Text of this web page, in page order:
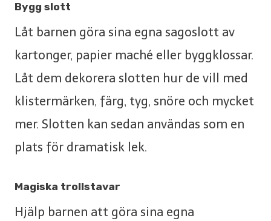
Bygg slott
Låt barnen göra sina egna sagoslott av
kartonger, papier maché eller byggklossar.
Låt dem dekorera slotten hur de vill med
klistermärken, färg, tyg, snöre och mycket
mer. Slotten kan sedan användas som en
plats för dramatisk lek.
Magiska trollstavar
Hjälp barnen att göra sina egna